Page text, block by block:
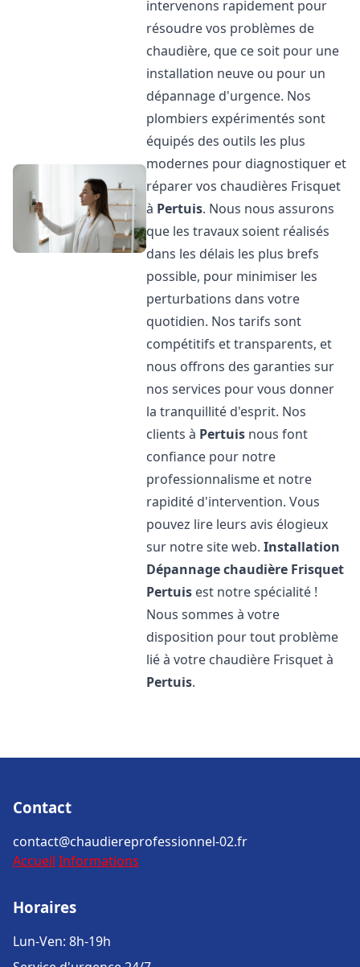
intervenons rapidement pour
résoudre vos problèmes de
chaudière, que ce soit pour une
installation neuve ou pour un
dépannage d'urgence. Nos
plombiers expérimentés sont
équipés des outils les plus
modernes pour diagnostiquer et
réparer vos chaudières Frisquet
à Pertuis. Nous nous assurons
que les travaux soient réalisés
dans les délais les plus brefs
possible, pour minimiser les
perturbations dans votre
quotidien. Nos tarifs sont
compétitifs et transparents, et
nous offrons des garanties sur
nos services pour vous donner
la tranquillité d'esprit. Nos
clients à Pertuis nous font
confiance pour notre
professionnalisme et notre
rapidité d'intervention. Vous
pouvez lire leurs avis élogieux
sur notre site web.Installation
Dépannage chaudière Frisquet
Pertuis est notre spécialité !
Nous sommes à votre
disposition pour tout problème
lié à votre chaudière Frisquet à
Pertuis.
Contact
contact@chaudiereprofessionnel-02.fr
Accueil Informations
Horaires
Lun-Ven: 8h-19h